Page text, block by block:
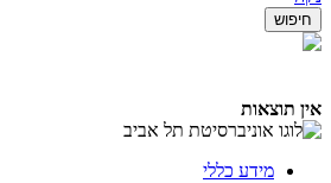
אין תוצאות
מידע כללי